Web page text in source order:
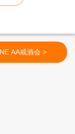
CHINE AA戒酒会 >